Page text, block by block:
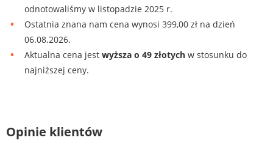
odnotowaliśmy w listopadzie 2025 r.
Ostatnia znana nam cena wynosi 399,00 zł na dzień
06.08.2026.
Aktualna cena jest wyższa o 49 złotych w stosunku do
najniższej ceny.
Opinie klientów